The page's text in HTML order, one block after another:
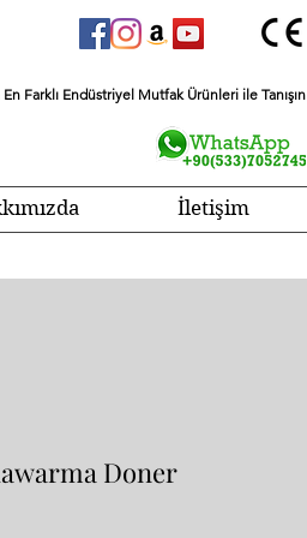
En Farklı Endüstriyel Mutfak Ürünleri ile Tanışın
İletişim
Doner